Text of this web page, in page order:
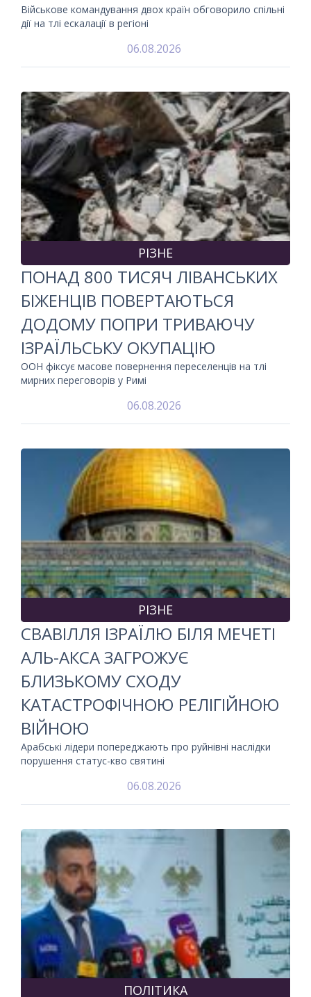
Військове командування двох країн обговорило спільні
дії на тлі ескалації в регіоні
06.08.2026
РІЗНЕ
ПОНАД 800 ТИСЯЧ ЛІВАНСЬКИХ
БІЖЕНЦІВ ПОВЕРТАЮТЬСЯ
ДОДОМУ ПОПРИ ТРИВАЮЧУ
ІЗРАЇЛЬСЬКУ ОКУПАЦІЮ
ООН фіксує масове повернення переселенців на тлі
мирних переговорів у Римі
06.08.2026
РІЗНЕ
СВАВІЛЛЯ ІЗРАЇЛЮ БІЛЯ МЕЧЕТІ
АЛЬ-АКСА ЗАГРОЖУЄ
БЛИЗЬКОМУ СХОДУ
КАТАСТРОФІЧНОЮ РЕЛІГІЙНОЮ
ВІЙНОЮ
Арабські лідери попереджають про руйнівні наслідки
порушення статус-кво святині
06.08.2026
ПОЛІТИКА